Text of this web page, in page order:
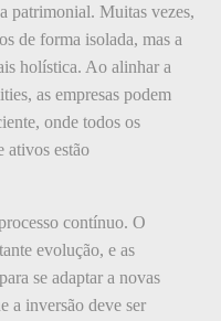
patrimonial. Muitas vezes,
de forma isolada, mas a
holística. Ao alinhar a
as empresas podem
onde todos os
ativos estão
contínuo. O
evolução, e as
se adaptar a novas
a inversão deve ser